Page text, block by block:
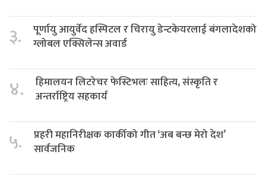
३.
पूर्णायु आयुर्वेद हस्पिटल र चिरायु डेन्टकेयरलाई बंगलादेशको
ग्लोबल एक्सिलेन्स अवार्ड
४.
हिमालयन लिटरेचर फेस्टिभलः साहित्य, संस्कृति र
अन्तर्राष्ट्रिय सहकार्य
५.
प्रहरी महानिरीक्षक कार्कीको गीत ‘अब बन्छ मेरो देश’
सार्वजनिक